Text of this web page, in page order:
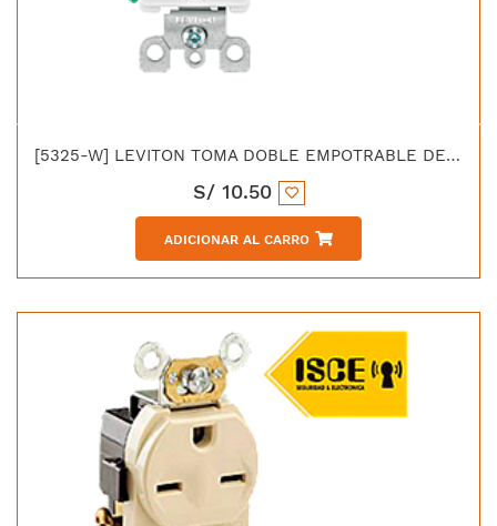
[5325-W] LEVITON TOMA DOBLE EMPOTRABLE DECORA 2X15A L/T 125V BLANCO
S/ 10.50
ADICIONAR AL CARRO